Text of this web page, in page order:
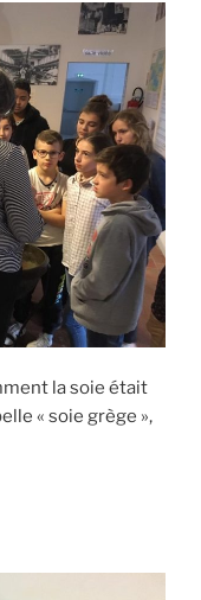
la soie était
« soie grège »,